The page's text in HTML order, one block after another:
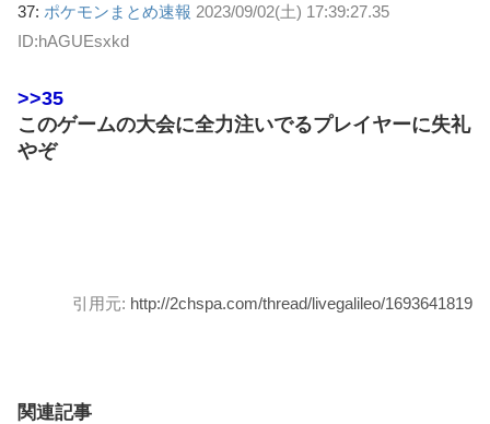
37: ポケモンまとめ速報 2023/09/02(土) 17:39:27.35
ID:hAGUEsxkd
>>35
このゲームの大会に全力注いでるプレイヤーに失礼
やぞ
引用元: http://2chspa.com/thread/livegalileo/1693641819
関連記事